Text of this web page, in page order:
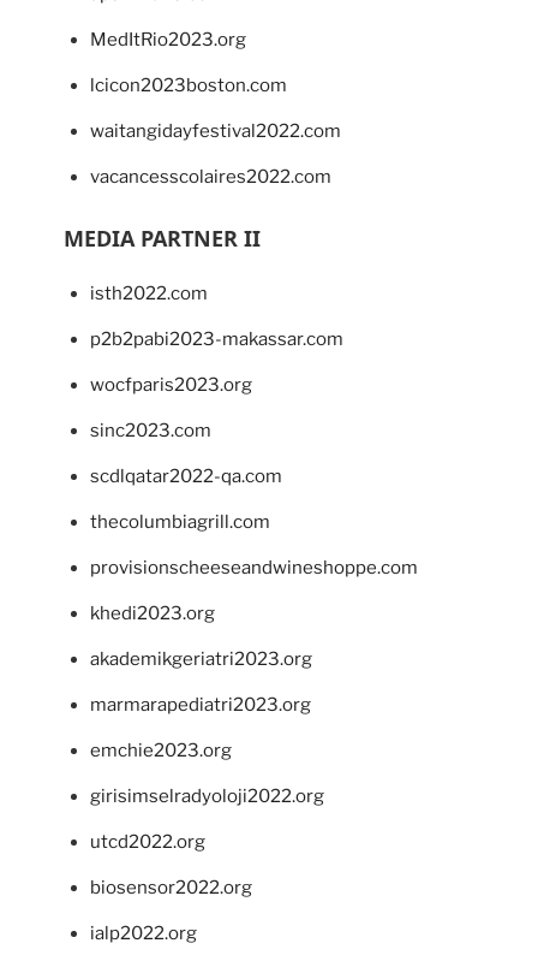
MedItRio2023.org
lcicon2023boston.com
waitangidayfestival2022.com
vacancesscolaires2022.com
MEDIA PARTNER II
isth2022.com
p2b2pabi2023-makassar.com
wocfparis2023.org
sinc2023.com
scdlqatar2022-qa.com
thecolumbiagrill.com
provisionscheeseandwineshoppe.com
khedi2023.org
akademikgeriatri2023.org
marmarapediatri2023.org
emchie2023.org
girisimselradyoloji2022.org
utcd2022.org
biosensor2022.org
ialp2022.org